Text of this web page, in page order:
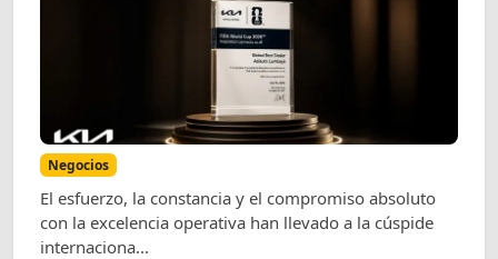
Negocios
El esfuerzo, la constancia y el compromiso absoluto
con la excelencia operativa han llevado a la cúspide
internaciona...